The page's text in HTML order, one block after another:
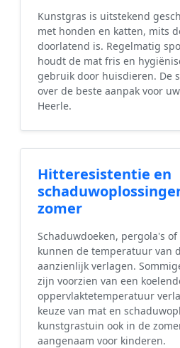
Kunstgras is uitstekend
met honden en katten, mits
doorlatend is. Regelmatig
houdt de mat fris en
gebruik door huisdieren. De
over de beste aanpak voor
Heerle.
Hitteresistentie en
zomer
Schaduwdoeken, pergola's
kunnen de temperatuur van
aanzienlijk verlagen.
zijn voorzien van een
oppervlaktetemperatuur
keuze van mat en
kunstgrastuin ook in de
aangenaam voor kinderen.